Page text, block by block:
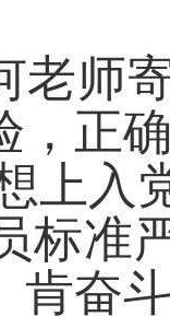
老师
，正
上入
标准
肯奋